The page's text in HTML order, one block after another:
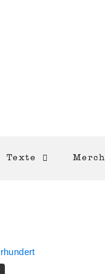
Texte Merch